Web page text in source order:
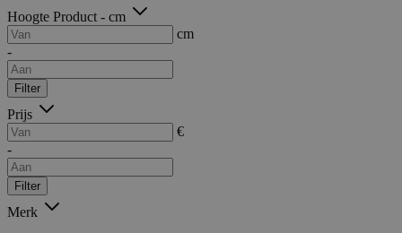
Hoogte Product - cm
cm
-
Filter
Prijs
€
-
Filter
Merk